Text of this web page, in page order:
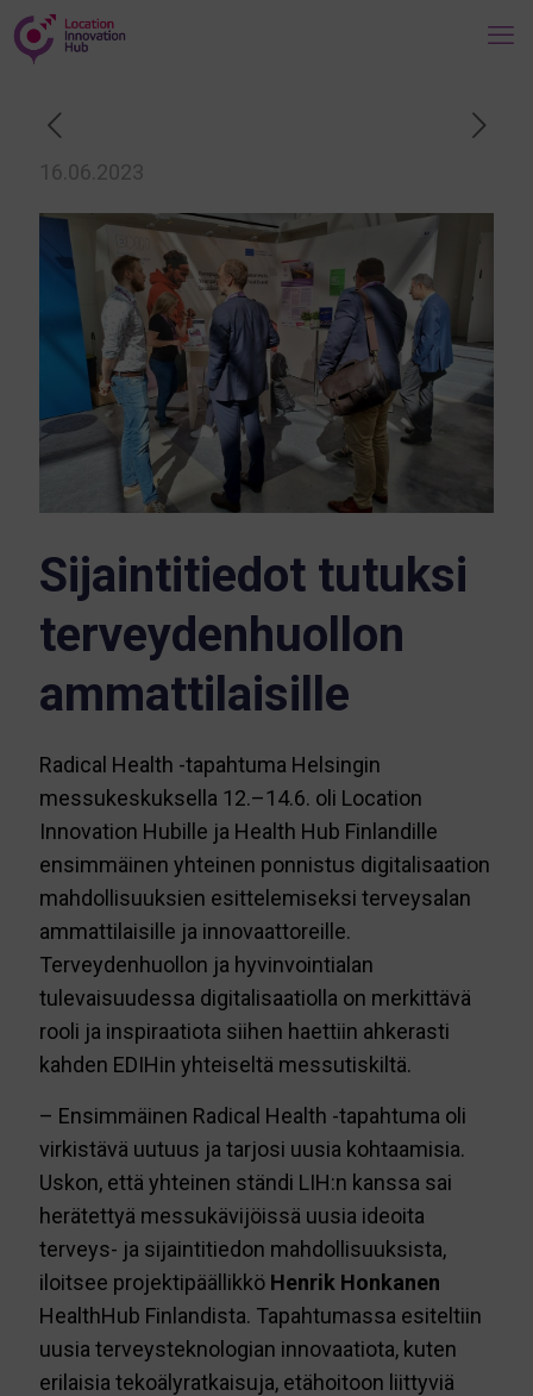
16.06.2023
Sijaintitiedot tutuksi
terveydenhuollon
ammattilaisille
Radical Health -tapahtuma Helsingin
messukeskuksella 12.–14.6. oli Location
Innovation Hubille ja Health Hub Finlandille
ensimmäinen yhteinen ponnistus digitalisaation
mahdollisuuksien esittelemiseksi terveysalan
ammattilaisille ja innovaattoreille.
Terveydenhuollon ja hyvinvointialan
tulevaisuudessa digitalisaatiolla on merkittävä
rooli ja inspiraatiota siihen haettiin ahkerasti
kahden EDIHin yhteiseltä messutiskiltä.
– Ensimmäinen Radical Health -tapahtuma oli
virkistävä uutuus ja tarjosi uusia kohtaamisia.
Uskon, että yhteinen ständi LIH:n kanssa sai
herätettyä messukävijöissä uusia ideoita
terveys- ja sijaintitiedon mahdollisuuksista,
iloitsee projektipäällikkö Henrik Honkanen
HealthHub Finlandista. Tapahtumassa esiteltiin
uusia terveysteknologian innovaatiota, kuten
erilaisia tekoälyratkaisuja, etähoitoon liittyviä